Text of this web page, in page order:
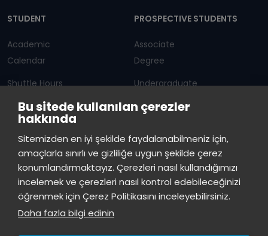
Bu sitede kullanılan çerezler
hakkında
Sitemizden en iyi şekilde faydalanabilmeniz için,
amaçlarla sınırlı ve gizliliğe uygun şekilde çerez
konumlandırmaktayız. Çerezleri nasıl kullandığımızı
incelemek ve çerezleri nasıl kontrol edebileceğinizi
öğrenmek için Çerez Politikasını inceleyebilirsiniz.
Daha fazla bilgi edinin
STUDENT
Academic
Calendar
Shuttle Hours
Announcements
PROSPECTIVE STUDENTS
Associate
Degree
Undergraduate
Graduate Programs
ISTINYE
Press
Istinye Post Our campuses